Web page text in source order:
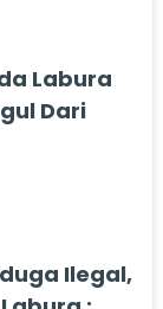
Labura
Dari
Ilegal,